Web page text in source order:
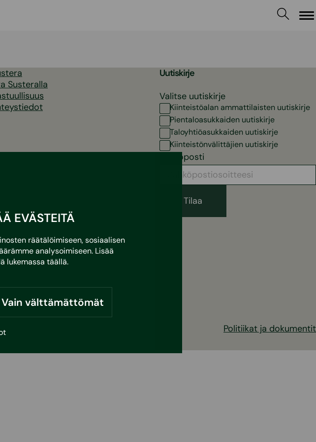
EVÄSTEITÄ
räätälöimiseen, sosiaalisen
analysoimiseen. Lisää
lukemassa täällä.
Vain välttämättömät
Susteralla
Uutiskirje
Valitse uutiskirje
Kiinteistöalan ammattilaisten uutiskirje
Pientaloasukkaiden uutiskirje
Taloyhtiöasukkaiden uutiskirje
Kiinteistönvälittäjien uutiskirje
Sähköposti
Politiikat ja dokumentit